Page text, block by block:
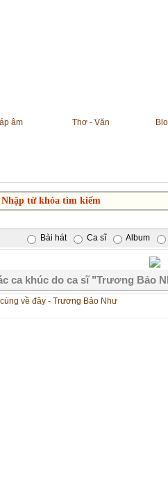
âm Thơ - Văn
Bài hát Ca sĩ Album
ca khúc do ca sĩ "Trương Bảo
về đây - Trương Bảo Như